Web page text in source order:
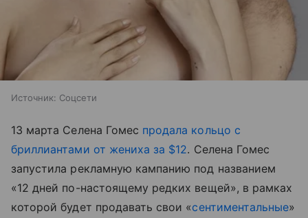
Источник: Соцсети
13 марта Селена Гомес продала кольцо с
бриллиантами от жениха за $12. Селена Гомес
запустила рекламную кампанию под названием
«12 дней по-настоящему редких вещей», в рамках
которой будет продавать свои «сентиментальные»